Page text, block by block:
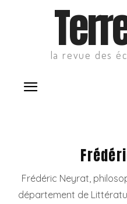
la revue des
Frédéric Neyrat,
département de